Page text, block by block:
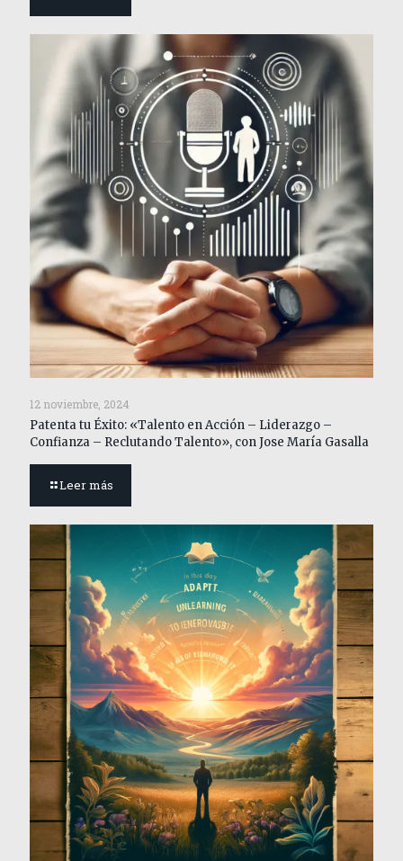
12 noviembre, 2024
Patenta tu Éxito: «Talento en Acción – Liderazgo –
Confianza – Reclutando Talento», con Jose María Gasalla
Leer más